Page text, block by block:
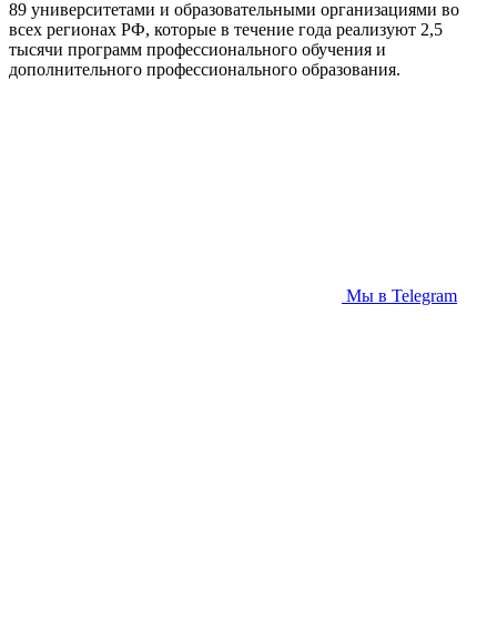
89 университетами и образовательными организациями во
всех регионах РФ, которые в течение года реализуют 2,5
тысячи программ профессионального обучения и
дополнительного профессионального образования.
Мы в Telegram